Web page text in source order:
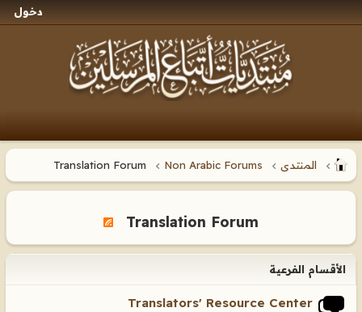
دخول
المنتدى Non Arabic Forums
Translation Forum
الأقسام الفرعية
Translators' Resource Center